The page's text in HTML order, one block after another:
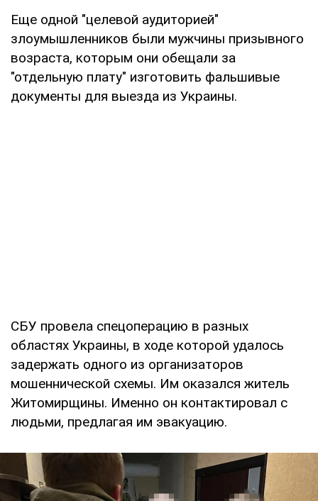
Еще одной "целевой аудиторией"
злоумышленников были мужчины призывного
возраста, которым они обещали за
"отдельную плату" изготовить фальшивые
документы для выезда из Украины.
СБУ провела спецоперацию в разных
областях Украины, в ходе которой удалось
задержать одного из организаторов
мошеннической схемы. Им оказался житель
Житомирщины. Именно он контактировал с
людьми, предлагая им эвакуацию.